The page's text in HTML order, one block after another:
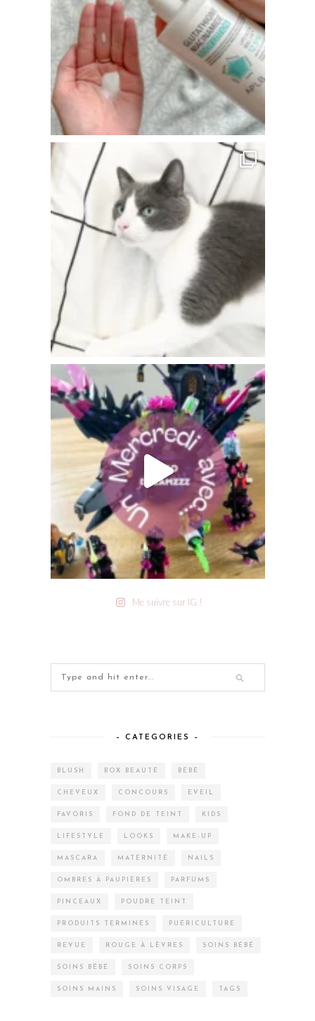
Me suivre sur IG !
– CATEGORIES –
BLUSH BOX BEAUTÉ BÉBÉ
CHEVEUX CONCOURS EVEIL
FAVORIS FOND DE TEINT KIDS
LIFESTYLE LOOKS MAKE-UP
MASCARA MATERNITÉ NAILS
OMBRES À PAUPIÈRES PARFUMS
PINCEAUX POUDRE TEINT
PRODUITS TERMINÉS PUÉRICULTURE
REVUE ROUGE À LÈVRES SOINS BÉBÉ
SOINS BÉBÉ SOINS CORPS
SOINS MAINS SOINS VISAGE TAGS